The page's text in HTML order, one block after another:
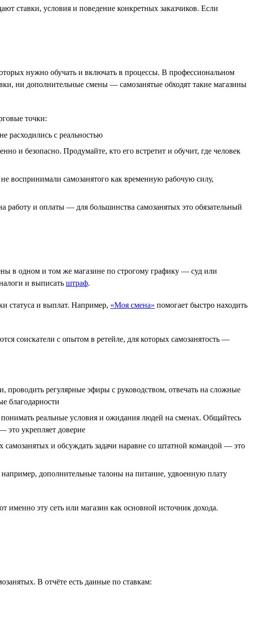
ставки, условия и поведение конкретных заказчиков. Если
нужно обучать и включать в процессы. В профессиональном
ни дополнительные смены — самозанятые обходят такие магазины
точки:
расходились с реальностью
и безопасно. Продумайте, кто его встретит и обучит, где человек
воспринимали самозанятого как временную рабочую силу,
работу и оплаты — для большинства самозанятых это обязательный
в одном и том же магазине по строгому графику — суд или
и выписать штраф.
статуса и выплат. Например, «Моя смена» помогает быстро находить
соискатели с опытом в ретейле, для которых самозанятость —
проводить регулярные эфиры с руководством, отвечать на сложные
благодарности
реальные условия и ожидания людей на сменах. Общайтесь
это укрепляет доверие
самозанятых и обсуждать задачи наравне со штатной командой — это
дополнительные талоны на питание, удвоенную плату
именно эту сеть или магазин как основной источник дохода.
В отчёте есть данные по ставкам: